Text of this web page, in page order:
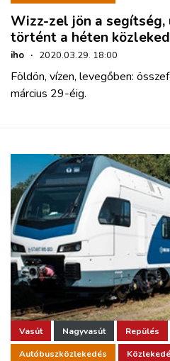
Wizz-zel jön a segítség,
történt a héten
iho · 2020.03.29. 18:00
Földön, vízen, levegőben:
március 29-éig.
Vasút Nagyvasút Repülés
Autóbuszközlekedés